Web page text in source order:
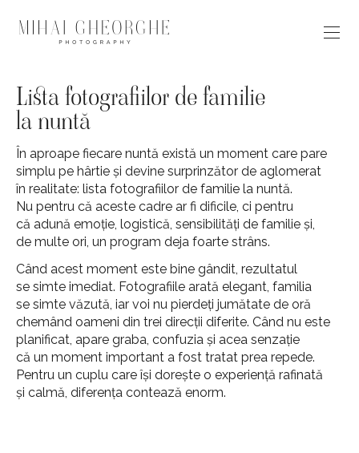
Lista fotografiilor de familie
la nuntă
În aproape fiecare nuntă există un moment care pare
simplu pe hârtie și devine surprinzător de aglomerat
în realitate: lista fotografiilor de familie la nuntă.
Nu pentru că aceste cadre ar fi dificile, ci pentru
că adună emoție, logistică, sensibilități de familie și,
de multe ori, un program deja foarte strâns.
Când acest moment este bine gândit, rezultatul
se simte imediat. Fotografiile arată elegant, familia
se simte văzută, iar voi nu pierdeți jumătate de oră
chemând oameni din trei direcții diferite. Când nu este
planificat, apare graba, confuzia și acea senzație
că un moment important a fost tratat prea repede.
Pentru un cuplu care își dorește o experiență rafinată
și calmă, diferența contează enorm.